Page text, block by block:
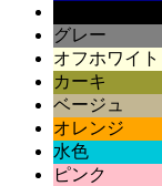
グレー
オフホワイト
カーキ
ベージュ
オレンジ
水色
ピンク